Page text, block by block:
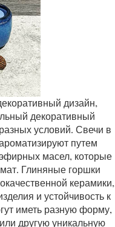
дизайн,
декоративный
условий. Свечи в
путем
масел, которые
Глиняные горшки
керамики,
и устойчивость к
иметь разную форму,
другую уникальную